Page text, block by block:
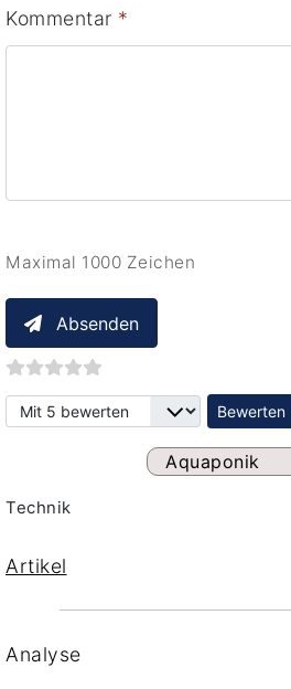
Kommentar *
Maximal 1000 Zeichen
Absenden
Bitte bewerten
Aquaponik
Technik
Artikel
Analyse